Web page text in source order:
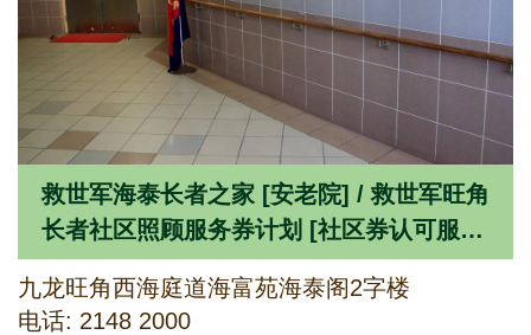
救世军海泰长者之家 [安老院] / 救世军旺角
长者社区照顾服务券计划 [社区券认可服务
单位]
九龙旺角西海庭道海富苑海泰阁2字楼
电话: 2148 2000